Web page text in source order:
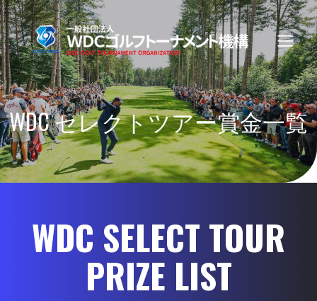
WDC セレクトツアー賞金一覧
WDC SELECT TOUR
PRIZE LIST